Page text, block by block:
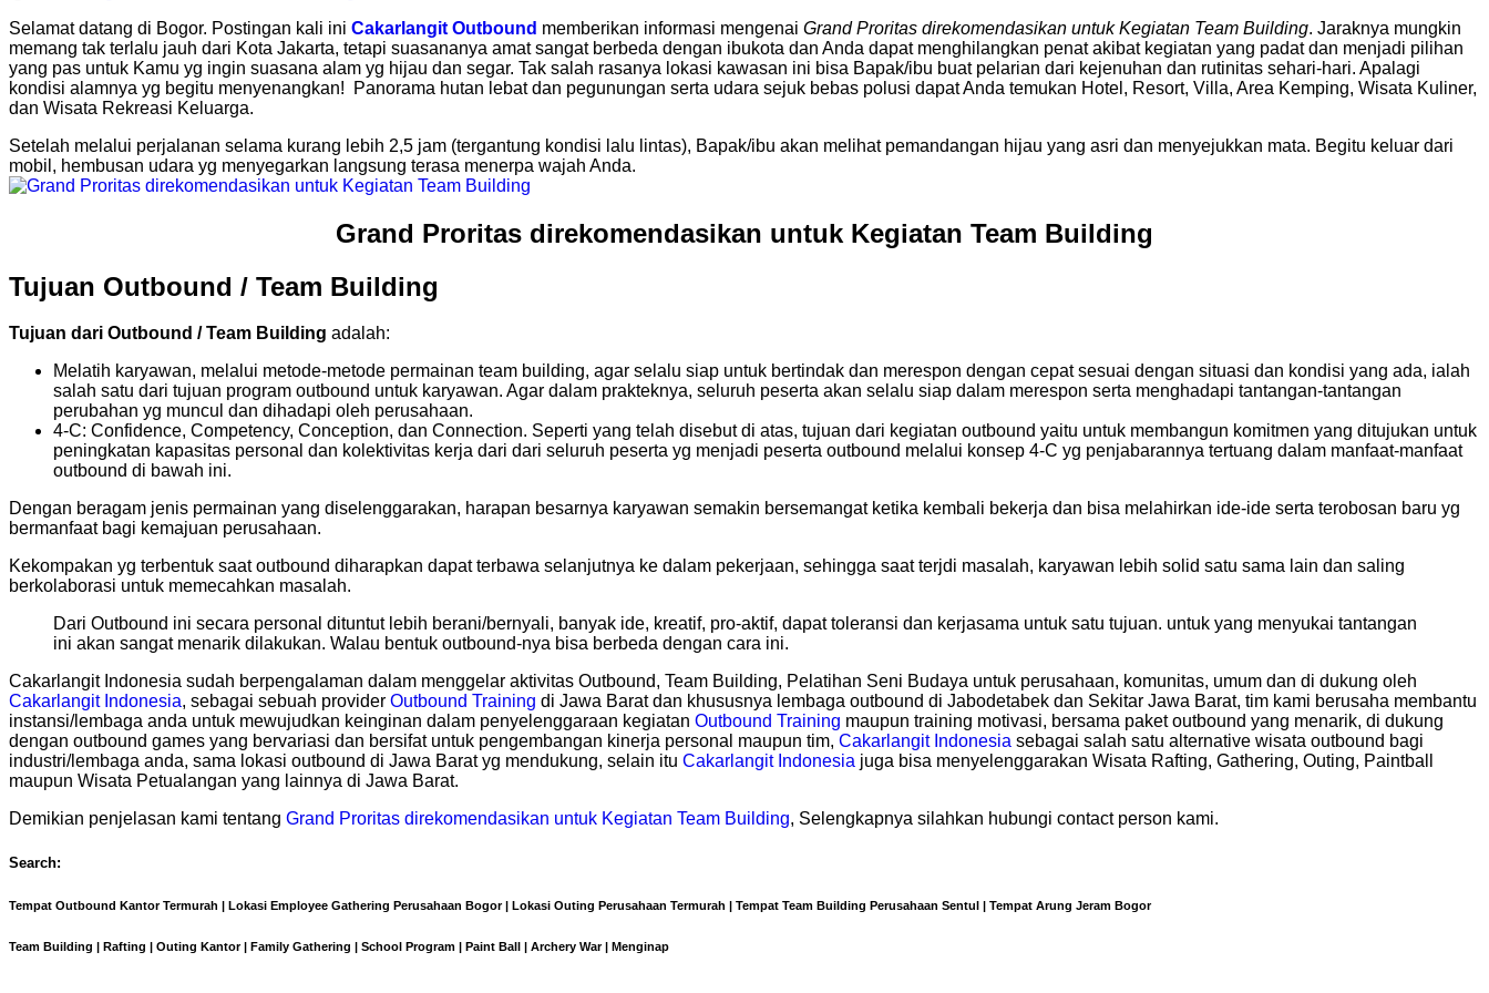
Selamat datang di Bogor. Postingan kali ini Cakarlangit Outbound memberikan informasi mengenai Grand Proritas direkomendasikan untuk Kegiatan Team Building. Jaraknya mungkin
memang tak terlalu jauh dari Kota Jakarta, tetapi suasananya amat sangat berbeda dengan ibukota dan Anda dapat menghilangkan penat akibat kegiatan yang padat dan menjadi pilihan
yang pas untuk Kamu yg ingin suasana alam yg hijau dan segar. Tak salah rasanya lokasi kawasan ini bisa Bapak/ibu buat pelarian dari kejenuhan dan rutinitas sehari-hari. Apalagi
kondisi alamnya yg begitu menyenangkan! Panorama hutan lebat dan pegunungan serta udara sejuk bebas polusi dapat Anda temukan Hotel, Resort, Villa, Area Kemping, Wisata Kuliner,
dan Wisata Rekreasi Keluarga.
Setelah melalui perjalanan selama kurang lebih 2,5 jam (tergantung kondisi lalu lintas), Bapak/ibu akan melihat pemandangan hijau yang asri dan menyejukkan mata. Begitu keluar dari
mobil, hembusan udara yg menyegarkan langsung terasa menerpa wajah Anda.
Grand Proritas direkomendasikan untuk Kegiatan Team Building
Tujuan Outbound / Team Building
Tujuan dari Outbound / Team Building adalah:
Melatih karyawan, melalui metode-metode permainan team building, agar selalu siap untuk bertindak dan merespon dengan cepat sesuai dengan situasi dan kondisi yang ada, ialah
salah satu dari tujuan program outbound untuk karyawan. Agar dalam prakteknya, seluruh peserta akan selalu siap dalam merespon serta menghadapi tantangan-tantangan
perubahan yg muncul dan dihadapi oleh perusahaan.
4-C: Confidence, Competency, Conception, dan Connection. Seperti yang telah disebut di atas, tujuan dari kegiatan outbound yaitu untuk membangun komitmen yang ditujukan untuk
peningkatan kapasitas personal dan kolektivitas kerja dari dari seluruh peserta yg menjadi peserta outbound melalui konsep 4-C yg penjabarannya tertuang dalam manfaat-manfaat
outbound di bawah ini.
Dengan beragam jenis permainan yang diselenggarakan, harapan besarnya karyawan semakin bersemangat ketika kembali bekerja dan bisa melahirkan ide-ide serta terobosan baru yg
bermanfaat bagi kemajuan perusahaan.
Kekompakan yg terbentuk saat outbound diharapkan dapat terbawa selanjutnya ke dalam pekerjaan, sehingga saat terjdi masalah, karyawan lebih solid satu sama lain dan saling
berkolaborasi untuk memecahkan masalah.
Dari Outbound ini secara personal dituntut lebih berani/bernyali, banyak ide, kreatif, pro-aktif, dapat toleransi dan kerjasama untuk satu tujuan. untuk yang menyukai tantangan
ini akan sangat menarik dilakukan. Walau bentuk outbound-nya bisa berbeda dengan cara ini.
Cakarlangit Indonesia sudah berpengalaman dalam menggelar aktivitas Outbound, Team Building, Pelatihan Seni Budaya untuk perusahaan, komunitas, umum dan di dukung oleh
Cakarlangit Indonesia, sebagai sebuah provider Outbound Training di Jawa Barat dan khususnya lembaga outbound di Jabodetabek dan Sekitar Jawa Barat, tim kami berusaha membantu
instansi/lembaga anda untuk mewujudkan keinginan dalam penyelenggaraan kegiatan Outbound Training maupun training motivasi, bersama paket outbound yang menarik, di dukung
dengan outbound games yang bervariasi dan bersifat untuk pengembangan kinerja personal maupun tim, Cakarlangit Indonesia sebagai salah satu alternative wisata outbound bagi
industri/lembaga anda, sama lokasi outbound di Jawa Barat yg mendukung, selain itu Cakarlangit Indonesia juga bisa menyelenggarakan Wisata Rafting, Gathering, Outing, Paintball
maupun Wisata Petualangan yang lainnya di Jawa Barat.
Demikian penjelasan kami tentang Grand Proritas direkomendasikan untuk Kegiatan Team Building, Selengkapnya silahkan hubungi contact person kami.
Search:
Tempat Outbound Kantor Termurah | Lokasi Employee Gathering Perusahaan Bogor | Lokasi Outing Perusahaan Termurah | Tempat Team Building Perusahaan Sentul | Tempat Arung Jeram Bogor
Team Building | Rafting | Outing Kantor | Family Gathering | School Program | Paint Ball | Archery War | Menginap